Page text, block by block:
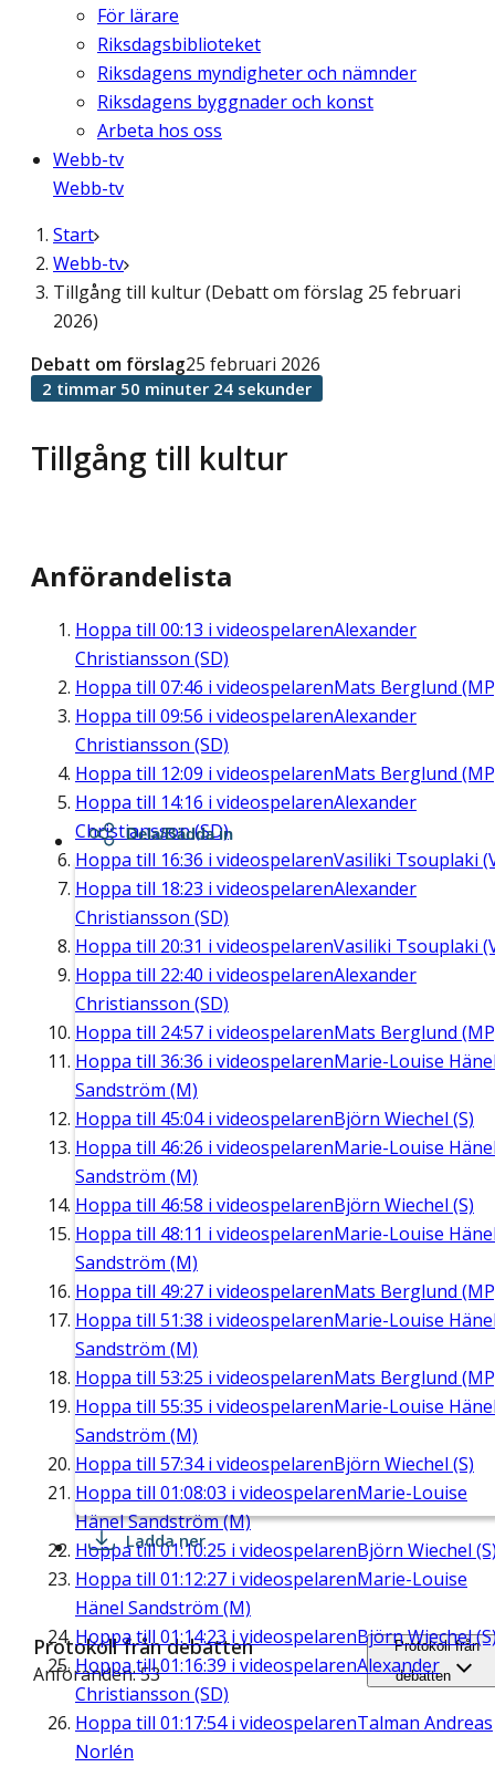
För lärare
Riksdagsbiblioteket
Riksdagens myndigheter och nämnder
Riksdagens byggnader och konst
Arbeta hos oss
Webb-tv
Webb-tv
Start
Webb-tv
Tillgång till kultur (Debatt om förslag 25 februari
2026)
Tillgång till kultur
Debatt om förslag25 februari 2026
2 timmar 50 minuter 24 sekunder
Anförandelista
Hoppa till 00:13 i videospelarenAlexander
Christiansson (SD)
Hoppa till 07:46 i videospelarenMats Berglund
Hoppa till 09:56 i videospelarenAlexander
Christiansson (SD)
Hoppa till 12:09 i videospelarenMats Berglund
Hoppa till 14:16 i videospelarenAlexander
Christiansson (SD)
Hoppa till 16:36 i videospelarenVasiliki Tsouplaki
Hoppa till 18:23 i videospelarenAlexander
Christiansson (SD)
Hoppa till 20:31 i videospelarenVasiliki Tsouplaki
Hoppa till 22:40 i videospelarenAlexander
Christiansson (SD)
Hoppa till 24:57 i videospelarenMats Berglund
Hoppa till 36:36 i videospelarenMarie-Louise
Sandström (M)
Hoppa till 45:04i videospelarenBjörn Wiechel (S)
Hoppa till 46:26 i videospelarenMarie-Louise
Sandström (M)
Hoppa till 46:58 i videospelarenBjörn Wiechel (S)
Hoppa till 48:11 i videospelarenMarie-Louise
Sandström (M)
Hoppa till 49:27 i videospelarenMats Berglund
Hoppa till 51:38 i videospelarenMarie-Louise
Sandström (M)
Hoppa till 53:25 i videospelarenMats Berglund
Hoppa till 55:35 i videospelarenMarie-Louise
Sandström (M)
Hoppa till 57:34i videospelarenBjörn Wiechel (S)
Hoppa till 01:08:03 i videospelarenMarie-Louise
Hänel Sandström (M)
Hoppa till01:10:25 i videospelarenBjörn Wiechel
Hoppa till 01:12:27 i videospelarenMarie-Louise
Hänel Sandström (M)
Hoppa till 01:14:23 i videospelarenBjörn Wiechel
Hoppa till01:16:39 i videospelarenAlexander
Christiansson (SD)
Hoppa till 01:17:54i videospelarenTalman Andreas
Norlén
Dela/Bädda in
Ladda ner
Protokoll från debatten
Anföranden: 53
Protokoll från
debatten